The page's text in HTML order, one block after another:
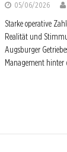
05/06/2026
Starke operative
Realität und
Augsburger
Management hinter